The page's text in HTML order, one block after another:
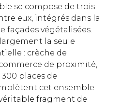
se compose de trois
eux, intégrés dans la
façades végétalisées.
la seule
: crèche de
de proximité,
places de
cet ensemble
fragment de